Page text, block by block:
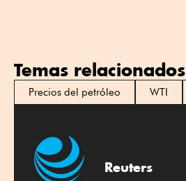
Temas relacionados
Precios del petróleo WTI
Reuters